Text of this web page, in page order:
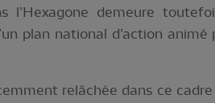
l’Hexagone demeure
plan national d’action
relâchée dans ce